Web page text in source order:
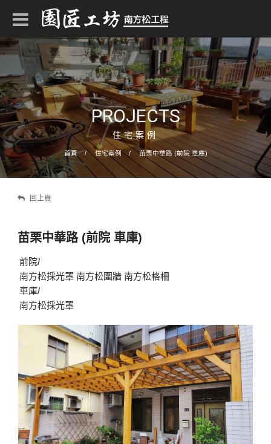
PROJECTS
住宅案例
首頁 住宅案例 苗栗中華路 (前院 車庫)
回上頁
苗栗中華路 (前院 車庫)
前院/
南方松採光罩 南方松圍牆 南方松格柵
車庫/
南方松採光罩